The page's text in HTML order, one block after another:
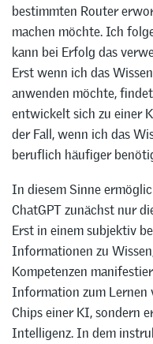
bestimmten Router
machen möchte. Ich
kann bei Erfolg das
Erst wenn ich das
anwenden möchte,
entwickelt sich zu einer
der Fall, wenn ich das
beruflich häufiger
In diesem Sinne
ChatGPT zunächst nur
Erst in einem subjektiv
Informationen zu
Kompetenzen
Information zum Lernen
Chips einer KI, sondern
Intelligenz. In dem